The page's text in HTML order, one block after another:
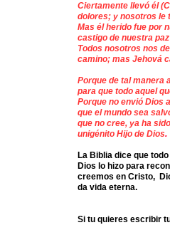
Ciertamente llevó él
dolores; y nosotros le
Mas él herido fue por
castigo de nuestra
Todos nosotros nos
camino; mas Jehová
Porque de tal manera
para que todo aquel
Porque no envió Dios
que el mundo sea
que no cree, ya ha
unigénito Hijo de Dios.
La Biblia dice que
Dios lo hizo para
creemos en Cristo,
da vida eterna.
Si tu quieres escribir